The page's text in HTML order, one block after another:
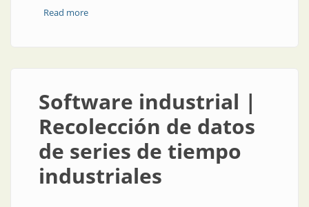
Read moreabout Scada | Nuevo SCADA iFIX 5.9
Software industrial |
Recolección de datos
de series de tiempo
industriales